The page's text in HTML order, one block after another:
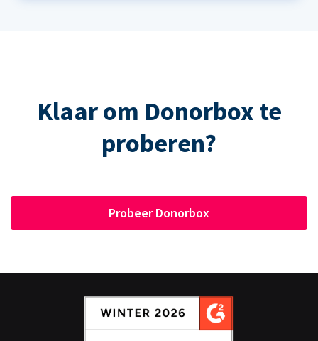
Klaar om Donorbox te
proberen?
Probeer Donorbox